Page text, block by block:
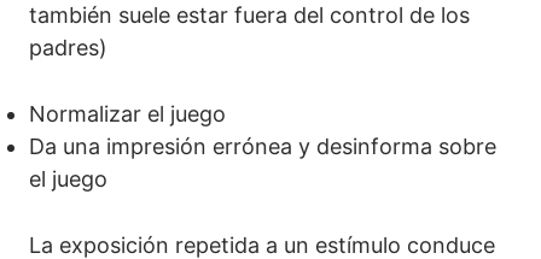
también suele estar fuera del control de los
padres)
Normalizar el juego
Da una impresión errónea y desinforma sobre
el juego
La exposición repetida a un estímulo conduce